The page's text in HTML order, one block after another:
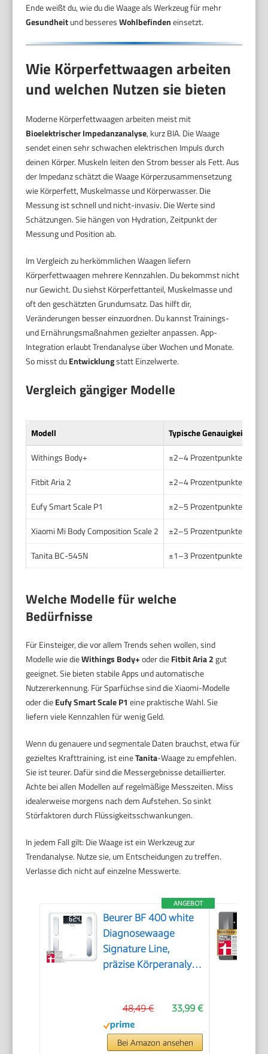
Ende weißt du, wie du die Waage als Werkzeug für mehr
Gesundheitund besseresWohlbefindeneinsetzt.
Wie Körperfettwaagen arbeiten
und welchen Nutzen sie bieten
Moderne Körperfettwaagen arbeiten meist mit
Bioelektrischer Impedanzanalyse, kurz BIA. Die Waage
sendet einen sehr schwachen elektrischen Impuls durch
deinen Körper. Muskeln leiten den Strom besser als Fett. Aus
der Impedanz schätzt die Waage Körperzusammensetzung
wie Körperfett, Muskelmasse und Körperwasser. Die
Messung ist schnell und nicht-invasiv. Die Werte sind
Schätzungen. Sie hängen von Hydration, Zeitpunkt der
Messung und Position ab.
Im Vergleich zu herkömmlichen Waagen liefern
Körperfettwaagen mehrere Kennzahlen. Du bekommst nicht
nur Gewicht. Du siehst Körperfettanteil, Muskelmasse und
oft den geschätzten Grundumsatz. Das hilft dir,
Veränderungen besser einzuordnen. Du kannst Trainings-
und Ernährungsmaßnahmen gezielter anpassen. App-
Integration erlaubt Trendanalyse über Wochen und Monate.
So misst duEntwicklungstatt Einzelwerte.
Vergleich gängiger Modelle
Modell
Typische Genauigkeit
Withings Body+
±2–4 Prozentpunkte beim
Fitbit Aria 2
±2–4 Prozentpunkte beim
Eufy Smart Scale P1
±2–5 Prozentpunkte beim
Xiaomi Mi Body Composition Scale 2
±2–5 Prozentpunkte beim
Tanita BC-545N
±1–3 Prozentpunkte bei
Welche Modelle für welche
Bedürfnisse
Für Einsteiger, die vor allem Trends sehen wollen, sind
Modelle wie dieWithings Body+oder dieFitbit Aria 2gut
geeignet. Sie bieten stabile Apps und automatische
Nutzererkennung. Für Sparfüchse sind die Xiaomi-Modelle
oder dieEufy Smart Scale P1 eine praktische Wahl. Sie
liefern viele Kennzahlen für wenig Geld.
Wenn du genauere und segmentale Daten brauchst, etwa für
gezieltes Krafttraining, ist eineTanita-Waage zu empfehlen.
Sie ist teurer. Dafür sind die Messergebnisse detaillierter.
Achte bei allen Modellen auf regelmäßige Messzeiten. Miss
idealerweise morgens nach dem Aufstehen. So sinkt
Störfaktoren durch Flüssigkeitsschwankungen.
In jedem Fall gilt: Die Waage ist ein Werkzeug zur
Trendanalyse. Nutze sie, um Entscheidungen zu treffen.
Verlasse dich nicht auf einzelne Messwerte.
ANGEBOT
Beurer BF 400 white
Diagnosewaage
Signature Line,
präzise Körperanalyse
großem Invers-LCD-
Display, Tragkraft bis
200 kg
33,99 €
48,49 €
Bei Amazon ansehen